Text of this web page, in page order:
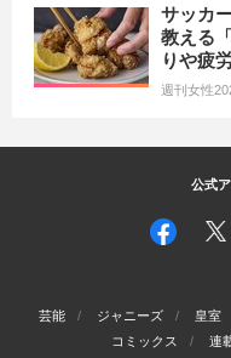
サッカ
教える
りや疲
週刊女性
公式
芸能 ジャニーズ 皇室
コミックス
連